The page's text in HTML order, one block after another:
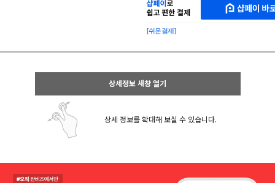
MAKESHOP
SHOPPAY
로
간
구
샵
페
페
이
구
[쉬운결제]
상세정보 새창 열기
상세 정보를 확대해 보실 수 있습니다.